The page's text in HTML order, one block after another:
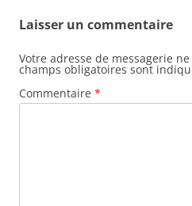
Laisser un commentaire
Votre adresse de messagerie
champs obligatoires sont
Commentaire *